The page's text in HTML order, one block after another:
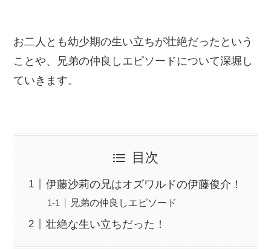
お二人とも幼少期の生い立ちが壮絶だったという
ことや、兄弟の仲良しエピソードについて深堀し
ていきます。
目次
伊藤沙莉の兄はオズワルドの伊藤俊介！
兄弟の仲良しエピソード
壮絶な生い立ちだった！